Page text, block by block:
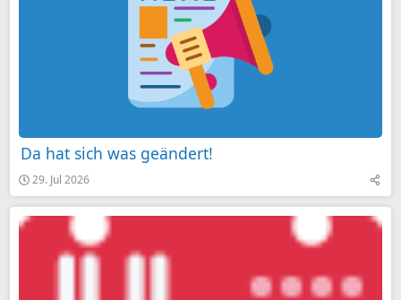
Da hat sich was geändert!
29. Jul 2026